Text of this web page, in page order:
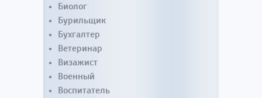
Биолог
Бурильщик
Бухгалтер
Ветеринар
Визажист
Военный
Воспитатель